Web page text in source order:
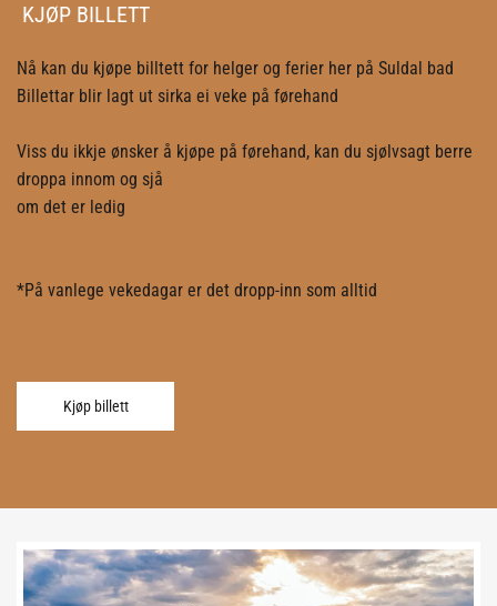
KJØP BILLETT
Nå kan du kjøpe billtett for helger og ferier her på Suldal bad
Billettar blir lagt ut sirka ei veke på førehand
Viss du ikkje ønsker å kjøpe på førehand, kan du sjølvsagt berre
droppa innom og sjå
om det er ledig
*På vanlege vekedagar er det dropp-inn som alltid
Kjøp billett